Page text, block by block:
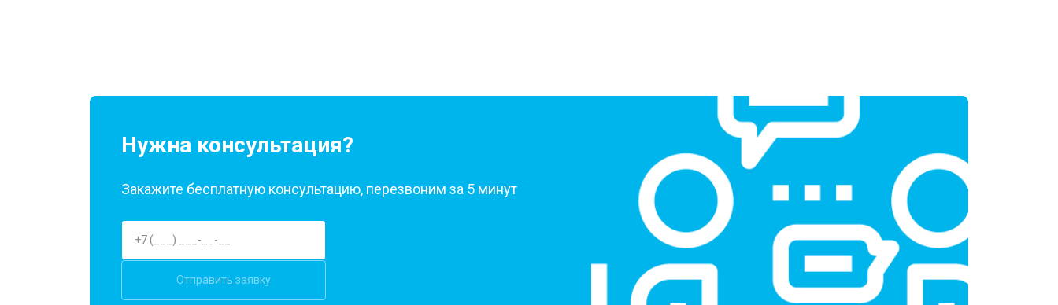
Нужна консультация?
Закажите бесплатную консультацию, перезвоним за 5 минут
Отправить заявку